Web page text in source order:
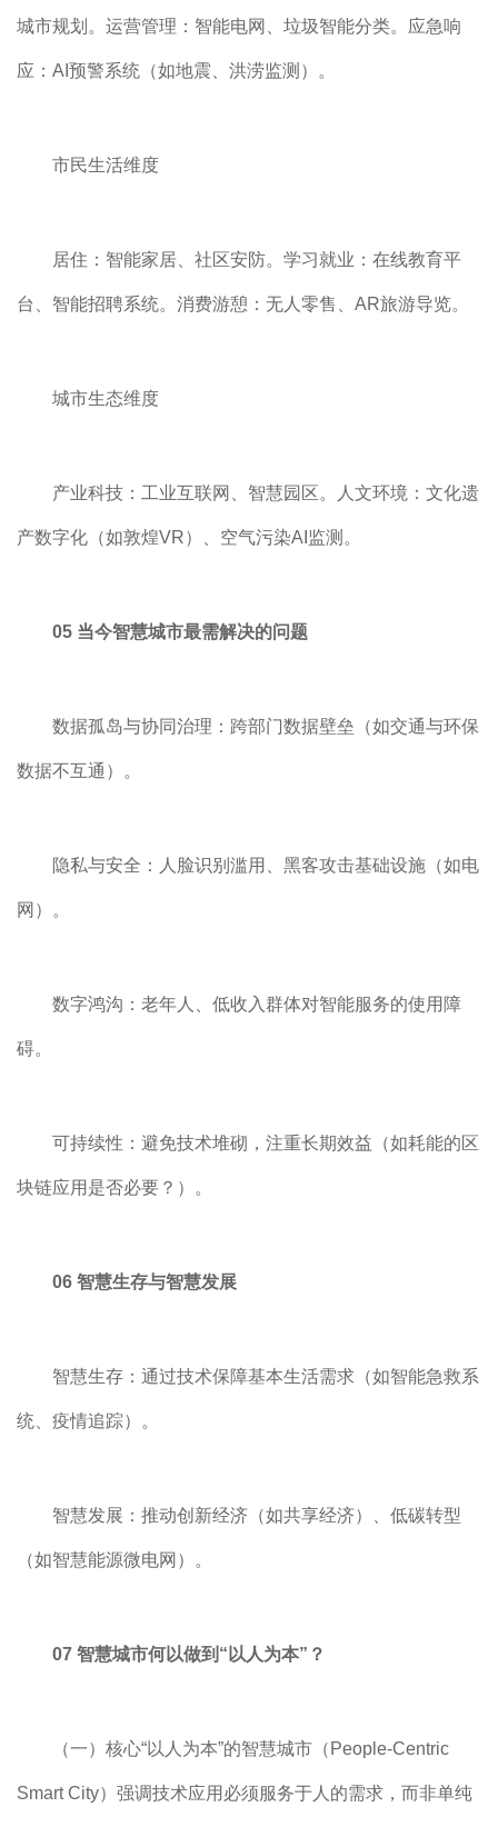
城市规划。运营管理：智能电网、垃圾智能分类。应急响
应：AI预警系统（如地震、洪涝监测）。
市民生活维度
居住：智能家居、社区安防。学习就业：在线教育平
台、智能招聘系统。消费游憩：无人零售、AR旅游导览。
城市生态维度
产业科技：工业互联网、智慧园区。人文环境：文化遗
产数字化（如敦煌VR）、空气污染AI监测。
05 当今智慧城市最需解决的问题
数据孤岛与协同治理：跨部门数据壁垒（如交通与环保
数据不互通）。
隐私与安全：人脸识别滥用、黑客攻击基础设施（如电
网）。
数字鸿沟：老年人、低收入群体对智能服务的使用障
碍。
可持续性：避免技术堆砌，注重长期效益（如耗能的区
块链应用是否必要？）。
06 智慧生存与智慧发展
智慧生存：通过技术保障基本生活需求（如智能急救系
统、疫情追踪）。
智慧发展：推动创新经济（如共享经济）、低碳转型
（如智慧能源微电网）。
07 智慧城市何以做到“以人为本”？
（一）核心“以人为本”的智慧城市（People-Centric
Smart City）强调技术应用必须服务于人的需求，而非单纯